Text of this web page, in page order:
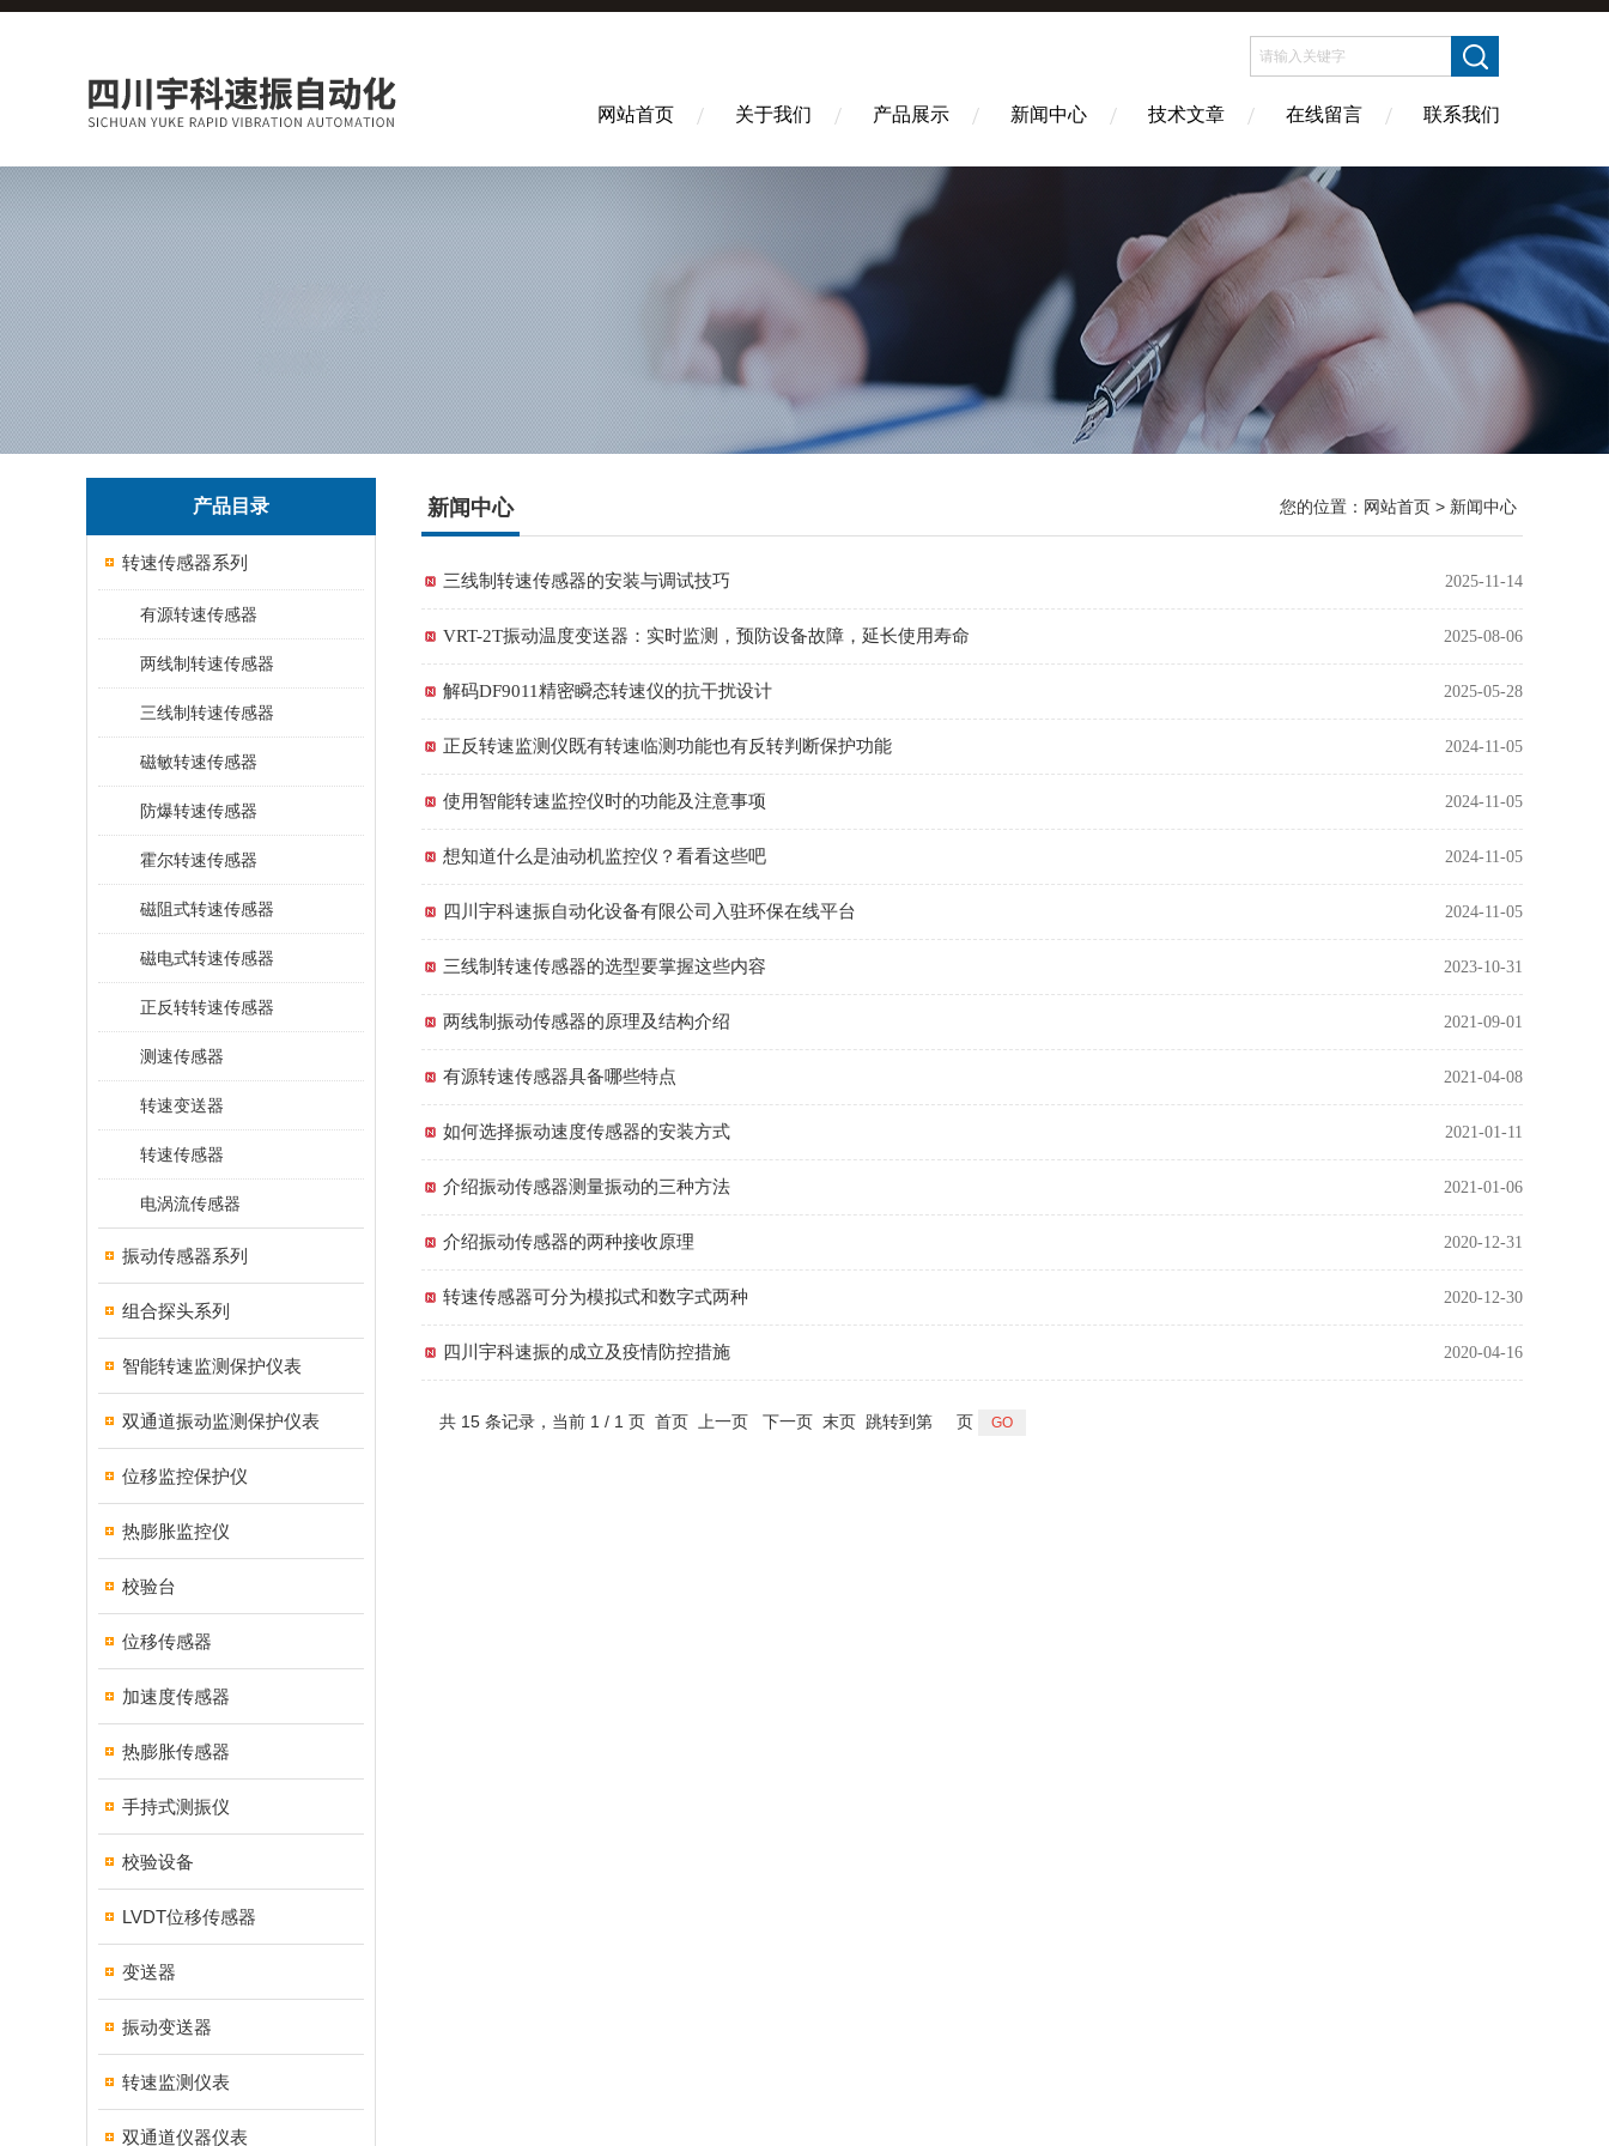
网站首页 关于我们 产品展示 新闻中心 技术文章 在线留言 联系我们
产品目录
转速传感器系列
有源转速传感器
两线制转速传感器
三线制转速传感器
磁敏转速传感器
防爆转速传感器
霍尔转速传感器
磁阻式转速传感器
磁电式转速传感器
正反转转速传感器
测速传感器
转速变送器
转速传感器
电涡流传感器
振动传感器系列
组合探头系列
智能转速监测保护仪表
双通道振动监测保护仪表
位移监控保护仪
热膨胀监控仪
校验台
位移传感器
加速度传感器
热膨胀传感器
手持式测振仪
校验设备
LVDT位移传感器
变送器
振动变送器
转速监测仪表
双通道仪器仪表
新闻中心 您的位置： 网站首页 > 新闻中心
三线制转速传感器的安装与调试技巧 2025-11-14
VRT-2T振动温度变送器：实时监测，预防设备故障，延长使用寿命 2025-08-06
解码DF9011精密瞬态转速仪的抗干扰设计 2025-05-28
正反转速监测仪既有转速临测功能也有反转判断保护功能 2024-11-05
使用智能转速监控仪时的功能及注意事项 2024-11-05
想知道什么是油动机监控仪？看看这些吧 2024-11-05
四川宇科速振自动化设备有限公司入驻环保在线平台 2024-11-05
三线制转速传感器的选型要掌握这些内容 2023-10-31
两线制振动传感器的原理及结构介绍 2021-09-01
有源转速传感器具备哪些特点 2021-04-08
如何选择振动速度传感器的安装方式 2021-01-11
介绍振动传感器测量振动的三种方法 2021-01-06
介绍振动传感器的两种接收原理 2020-12-31
转速传感器可分为模拟式和数字式两种 2020-12-30
四川宇科速振的成立及疫情防控措施 2020-04-16
共 15 条记录，当前 1 / 1 页 首页 上一页 下一页 末页 跳转到第 页